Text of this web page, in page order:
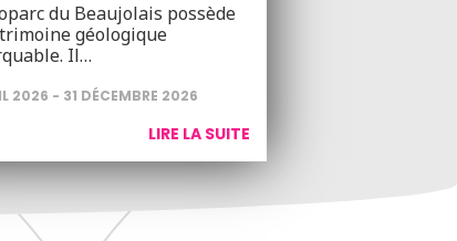
du Beaujolais possède
géologique
Il…
2026 - 31 DÉCEMBRE 2026
LIRE LA SUITE